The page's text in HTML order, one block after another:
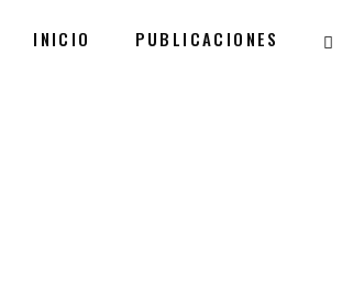
INICIO PUBLICACIONES